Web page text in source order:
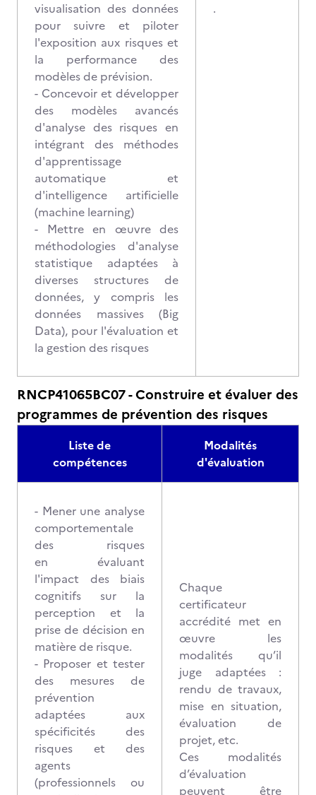
visualisation des données
pour suivre et piloter
l'exposition aux risques et
la performance des
modèles de prévision.
- Concevoir et développer
des modèles avancés
d'analyse des risques en
intégrant des méthodes
d'apprentissage
automatique et
d'intelligence artificielle
(machine learning)
- Mettre en œuvre des
méthodologies d'analyse
statistique adaptées à
diverses structures de
données, y compris les
données massives (Big
Data), pour l'évaluation et
la gestion des risques
.
RNCP41065BC07 - Construire et évaluer des
programmes de prévention des risques
Liste de
compétences
Modalités
d'évaluation
- Mener une analyse
comportementale
des risques
en évaluant
l'impact des biais
cognitifs sur la
perception et la
prise de décision en
matière de risque.
- Proposer et tester
des mesures de
prévention
adaptées aux
spécificités des
risques et des
agents
(professionnels ou
Chaque
certificateur
accrédité met en
œuvre les
modalités qu’il
juge adaptées :
rendu de travaux,
mise en situation,
évaluation de
projet, etc.
Ces modalités
d’évaluation
peuvent être